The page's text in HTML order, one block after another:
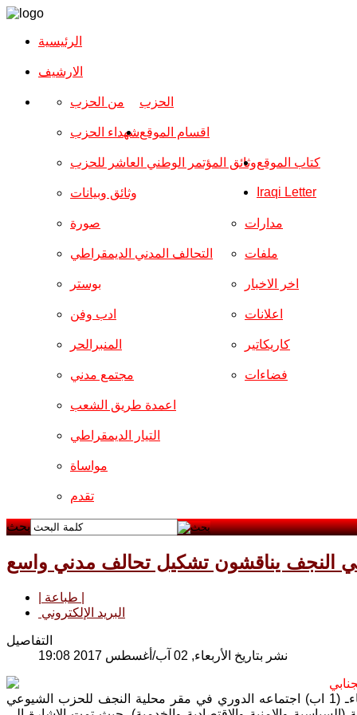
الرئيسية
الارشیف
الحزب من الحزب
شهداء الحزب
وثائق المؤتمر الوطني العاشر للحزب
وثائق وبيانات
اقسام الموقع
صورة
التحالف المدني الديمقراطي
بوستر
ادب وفن
المنبرالحر
مجتمع مدني
مدارات
ملفات
اخر الاخبار
اعلانات
كاريكاتير
فضاءات
اعمدة طريق الشعب
التيار الديمقراطي
مواساة
تقدم
كتاب الموقع
Iraqi Letter
بحث
النجف يناقشون تشكيل تحالف مدني واسع
البريد الإلكتروني
التفاصيل
نشر بتاريخ الأربعاء, 02 آب/أغسطس 2017 19:08
عقد تجمع القوى والاحزاب والشخصيات الوطنية والمدنية في النجف، مساء الثلاثاءـ (1 اب) اجتماعه الدوري في مقر محلية النجف للحزب الشيوعي